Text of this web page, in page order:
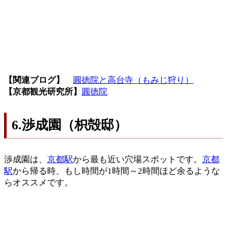
【関連ブログ】
圓徳院と高台寺（もみじ狩り）
【京都観光研究所】
圓徳院
6.渉成園（枳殻邸）
渉成園は、 京都駅から最も近い穴場スポットです。 京都
駅から帰る時、もし時間が1時間～2時間ほど余るような
らオススメです。